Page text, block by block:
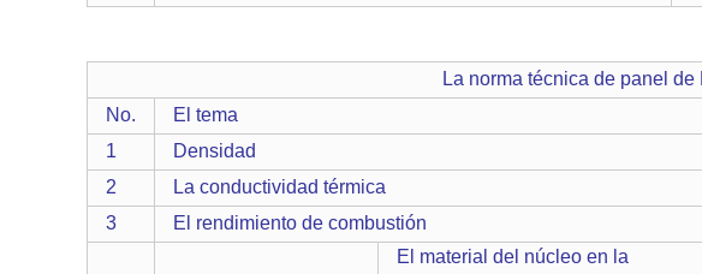
La norma técnica de panel de
No.
El tema
1
Densidad
2
La conductividad térmica
3
El rendimiento de combustión
El material del núcleo en la